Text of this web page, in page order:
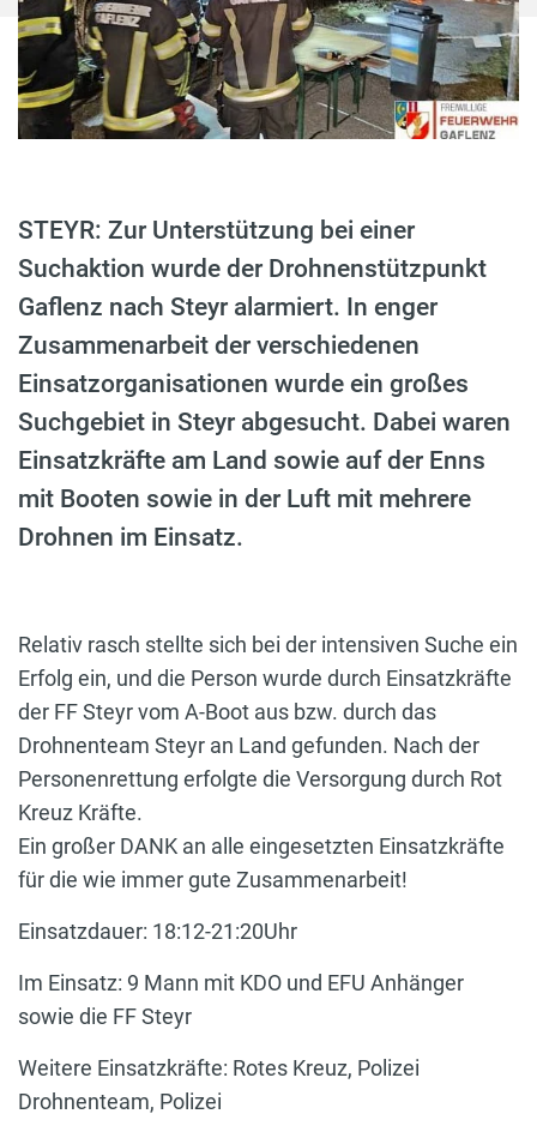
STEYR: Zur Unterstützung bei einer
Suchaktion wurde der Drohnenstützpunkt
Gaflenz nach Steyr alarmiert. In enger
Zusammenarbeit der verschiedenen
Einsatzorganisationen wurde ein großes
Suchgebiet in Steyr abgesucht. Dabei waren
Einsatzkräfte am Land sowie auf der Enns
mit Booten sowie in der Luft mit mehrere
Drohnen im Einsatz.
Relativ rasch stellte sich bei der intensiven Suche ein
Erfolg ein, und die Person wurde durch Einsatzkräfte
der FF Steyr vom A-Boot aus bzw. durch das
Drohnenteam Steyr an Land gefunden. Nach der
Personenrettung erfolgte die Versorgung durch Rot
Kreuz Kräfte.
Ein großer DANK an alle eingesetzten Einsatzkräfte
für die wie immer gute Zusammenarbeit!
Einsatzdauer: 18:12-21:20Uhr
Im Einsatz: 9 Mann mit KDO und EFU Anhänger
sowie die FF Steyr
Weitere Einsatzkräfte: Rotes Kreuz, Polizei
Drohnenteam, Polizei